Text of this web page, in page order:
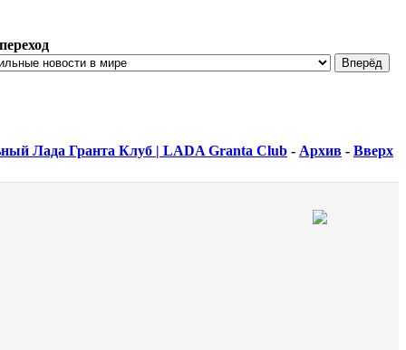
Лада Гранта Клуб | LADA Granta Club - Архив - Вверх